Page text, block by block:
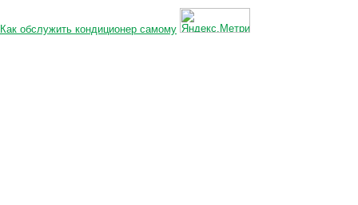
Как обслужить кондиционер самому